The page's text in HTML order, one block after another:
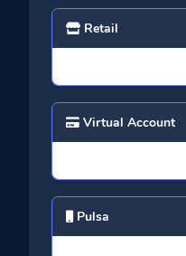
Retail
Virtual Account
Pulsa